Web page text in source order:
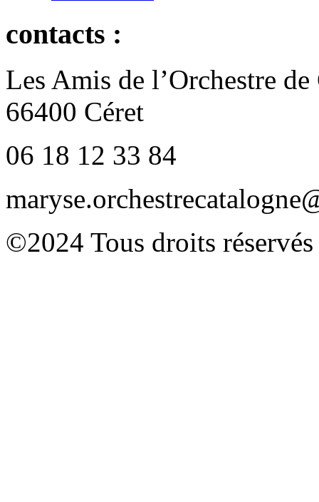
contacts :
Les Amis de l’Orchestre
66400 Céret
06 18 12 33 84
©2024 Tous droits